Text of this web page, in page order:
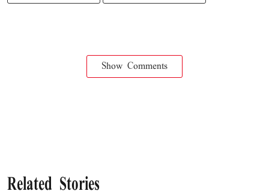
Show Comments
Related Stories